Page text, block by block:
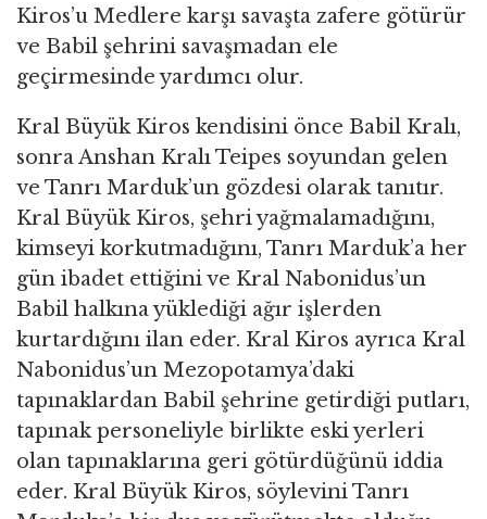
Kiros’u Medlere karşı savaşta zafere götürür
ve Babil şehrini savaşmadan ele
geçirmesinde yardımcı olur.
Kral Büyük Kiros kendisini önce Babil Kralı,
sonra Anshan Kralı Teipes soyundan gelen
ve Tanrı Marduk’un gözdesi olarak tanıtır.
Kral Büyük Kiros, şehri yağmalamadığını,
kimseyi korkutmadığını, Tanrı Marduk’a her
gün ibadet ettiğini ve Kral Nabonidus’un
Babil halkına yüklediği ağır işlerden
kurtardığını ilan eder. Kral Kiros ayrıca Kral
Nabonidus’un Mezopotamya’daki
tapınaklardan Babil şehrine getirdiği putları,
tapınak personeliyle birlikte eski yerleri
olan tapınaklarına geri götürdüğünü iddia
eder. Kral Büyük Kiros, söylevini Tanrı